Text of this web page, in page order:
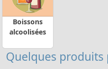
Boissons
alcoolisées
Quelques produits